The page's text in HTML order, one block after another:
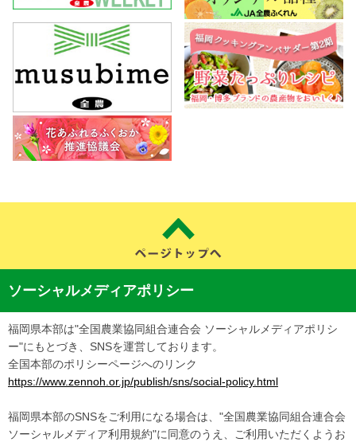
ソーシャルメディアポリシー
福岡県本部は"全国農業協同組合連合会 ソーシャルメディアポリシ
ー"にもとづき、SNSを運営しております。
全国本部のポリシーページへのリンク
https://www.zennoh.or.jp/publish/sns/social-policy.html
福岡県本部のSNSをご利用になる場合は、"全国農業協同組合連合会
ソーシャルメディア利用規約"に同意のうえ、ご利用いただくようお